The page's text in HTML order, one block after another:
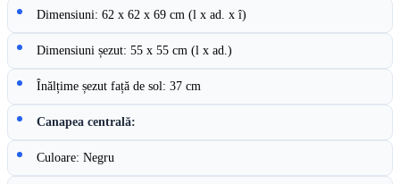
Dimensiuni: 62 x 62 x 69 cm (l x ad. x î)
Dimensiuni șezut: 55 x 55 cm (l x ad.)
Înălțime șezut față de sol: 37 cm
Canapea centrală:
Culoare: Negru